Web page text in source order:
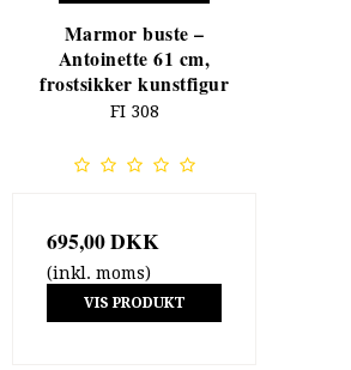
Marmor buste –
Antoinette 61 cm,
frostsikker kunstfigur
FI 308
695,00 DKK
(inkl. moms)
VIS PRODUKT